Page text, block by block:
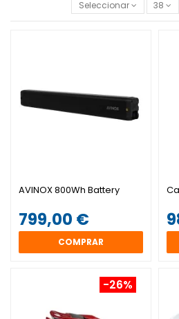
Seleccionar 38
AVINOX 800Wh Battery
799,00 €
COMPRAR
-26%